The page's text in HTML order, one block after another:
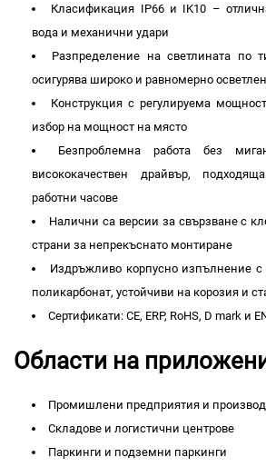
Класификация IP66 и IK10 –
вода и механични удари
Разпределение на светлината по
осигурява широко и равномерно
Конструкция с регулируема
избор на мощност на място
Безпроблемна работа без
висококачествен драйвър,
работни часове
Налични са версии за свързване с
страни за непрекъснато монтиране
Издръжливо корпусно изпълнение с
поликарбонат, устойчиви на корозия и
Сертификати: CE, ERP, RoHS, D mark и
Области на
Промишлени предприятия и
Складове и логистични центрове
Паркинги и подземни паркинги